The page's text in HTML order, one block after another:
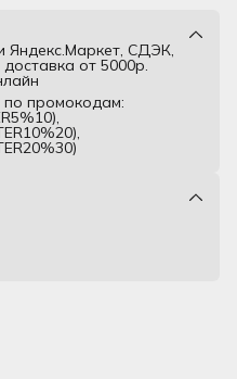
Яндекс.Маркет, СДЭК,
от 5000р.
по промокодам: